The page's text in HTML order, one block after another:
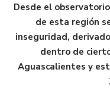
Desde el
de esta región
inseguridad,
dentro de
Aguascalientes y